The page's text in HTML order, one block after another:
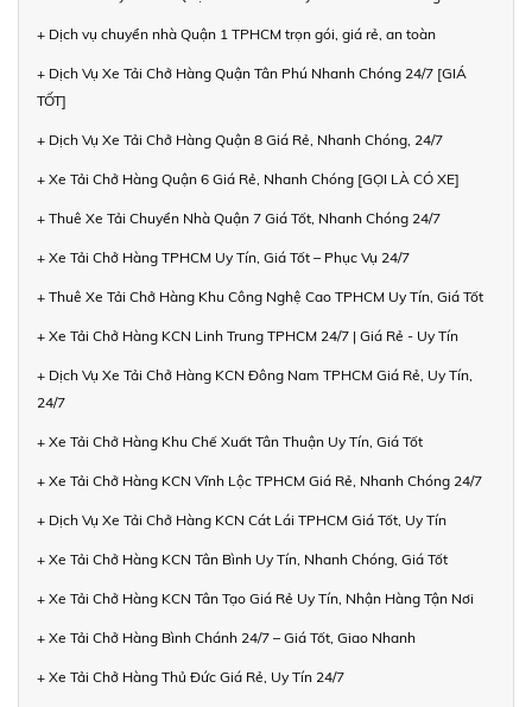
+ Dịch vụ chuyển nhà Quận 1 TPHCM trọn gói, giá rẻ, an toàn
+ Dịch Vụ Xe Tải Chở Hàng Quận Tân Phú Nhanh Chóng 24/7 [GIÁ
TỐT]
+ Dịch Vụ Xe Tải Chở Hàng Quận 8 Giá Rẻ, Nhanh Chóng, 24/7
+ Xe Tải Chở Hàng Quận 6 Giá Rẻ, Nhanh Chóng [GỌI LÀ CÓ XE]
+ Thuê Xe Tải Chuyển Nhà Quận 7 Giá Tốt, Nhanh Chóng 24/7
+ Xe Tải Chở Hàng TPHCM Uy Tín, Giá Tốt – Phục Vụ 24/7
+ Thuê Xe Tải Chở Hàng Khu Công Nghệ Cao TPHCM Uy Tín, Giá Tốt
+ Xe Tải Chở Hàng KCN Linh Trung TPHCM 24/7 | Giá Rẻ - Uy Tín
+ Dịch Vụ Xe Tải Chở Hàng KCN Đông Nam TPHCM Giá Rẻ, Uy Tín,
24/7
+ Xe Tải Chở Hàng Khu Chế Xuất Tân Thuận Uy Tín, Giá Tốt
+ Xe Tải Chở Hàng KCN Vĩnh Lộc TPHCM Giá Rẻ, Nhanh Chóng 24/7
+ Dịch Vụ Xe Tải Chở Hàng KCN Cát Lái TPHCM Giá Tốt, Uy Tín
+ Xe Tải Chở Hàng KCN Tân Bình Uy Tín, Nhanh Chóng, Giá Tốt
+ Xe Tải Chở Hàng KCN Tân Tạo Giá Rẻ Uy Tín, Nhận Hàng Tận Nơi
+ Xe Tải Chở Hàng Bình Chánh 24/7 – Giá Tốt, Giao Nhanh
+ Xe Tải Chở Hàng Thủ Đức Giá Rẻ, Uy Tín 24/7